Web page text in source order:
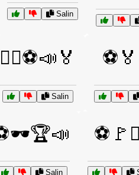
Salin
🧑‍⚖️⚽📣🏅
Salin
Salin